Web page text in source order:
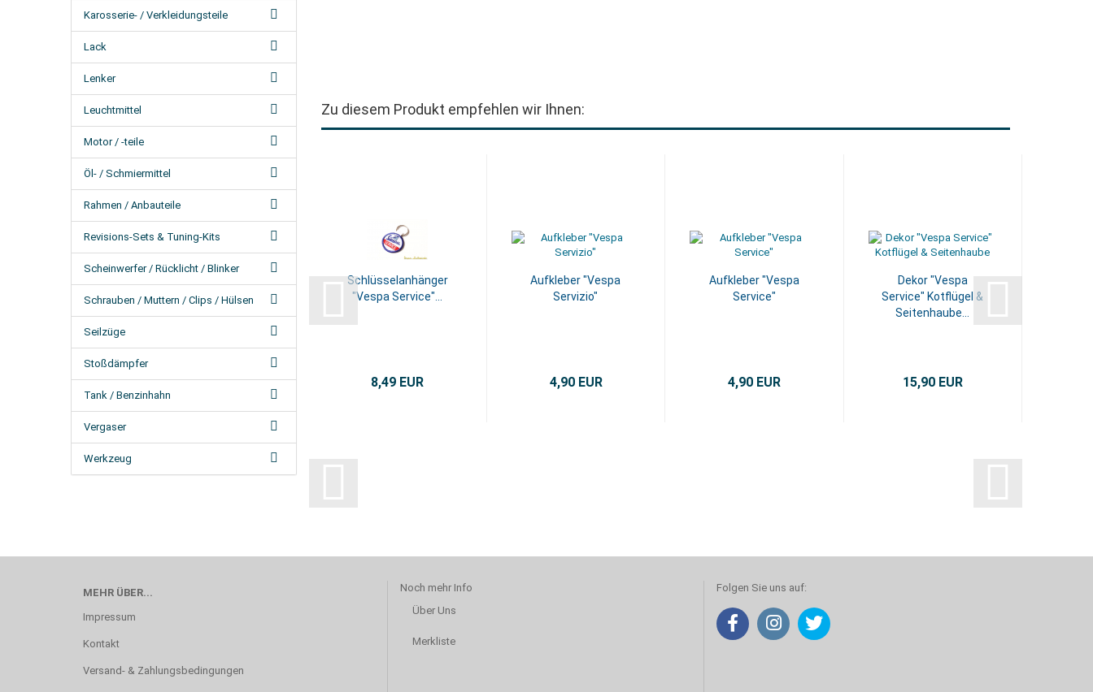
Zu diesem Produkt empfehlen wir Ihnen:
Schlüsselanhänger
"Vespa Service"...
8,49 EUR
Aufkleber "Vespa
Servizio"
4,90 EUR
Aufkleber "Vespa
Service"
4,90 EUR
Dekor "Vespa
Service" Kotflügel &
Seitenhaube...
15,90 EUR
Karosserie- / Verkleidungsteile
Lack
Lenker
Leuchtmittel
Motor / -teile
Öl- / Schmiermittel
Rahmen / Anbauteile
Revisions-Sets & Tuning-Kits
Scheinwerfer / Rücklicht / Blinker
Schrauben / Muttern / Clips / Hülsen
Seilzüge
Stoßdämpfer
Tank / Benzinhahn
Vergaser
Werkzeug
MEHR ÜBER...
Impressum
Kontakt
Versand- & Zahlungsbedingungen
Noch mehr Info
Über Uns
Merkliste
Folgen Sie uns auf: